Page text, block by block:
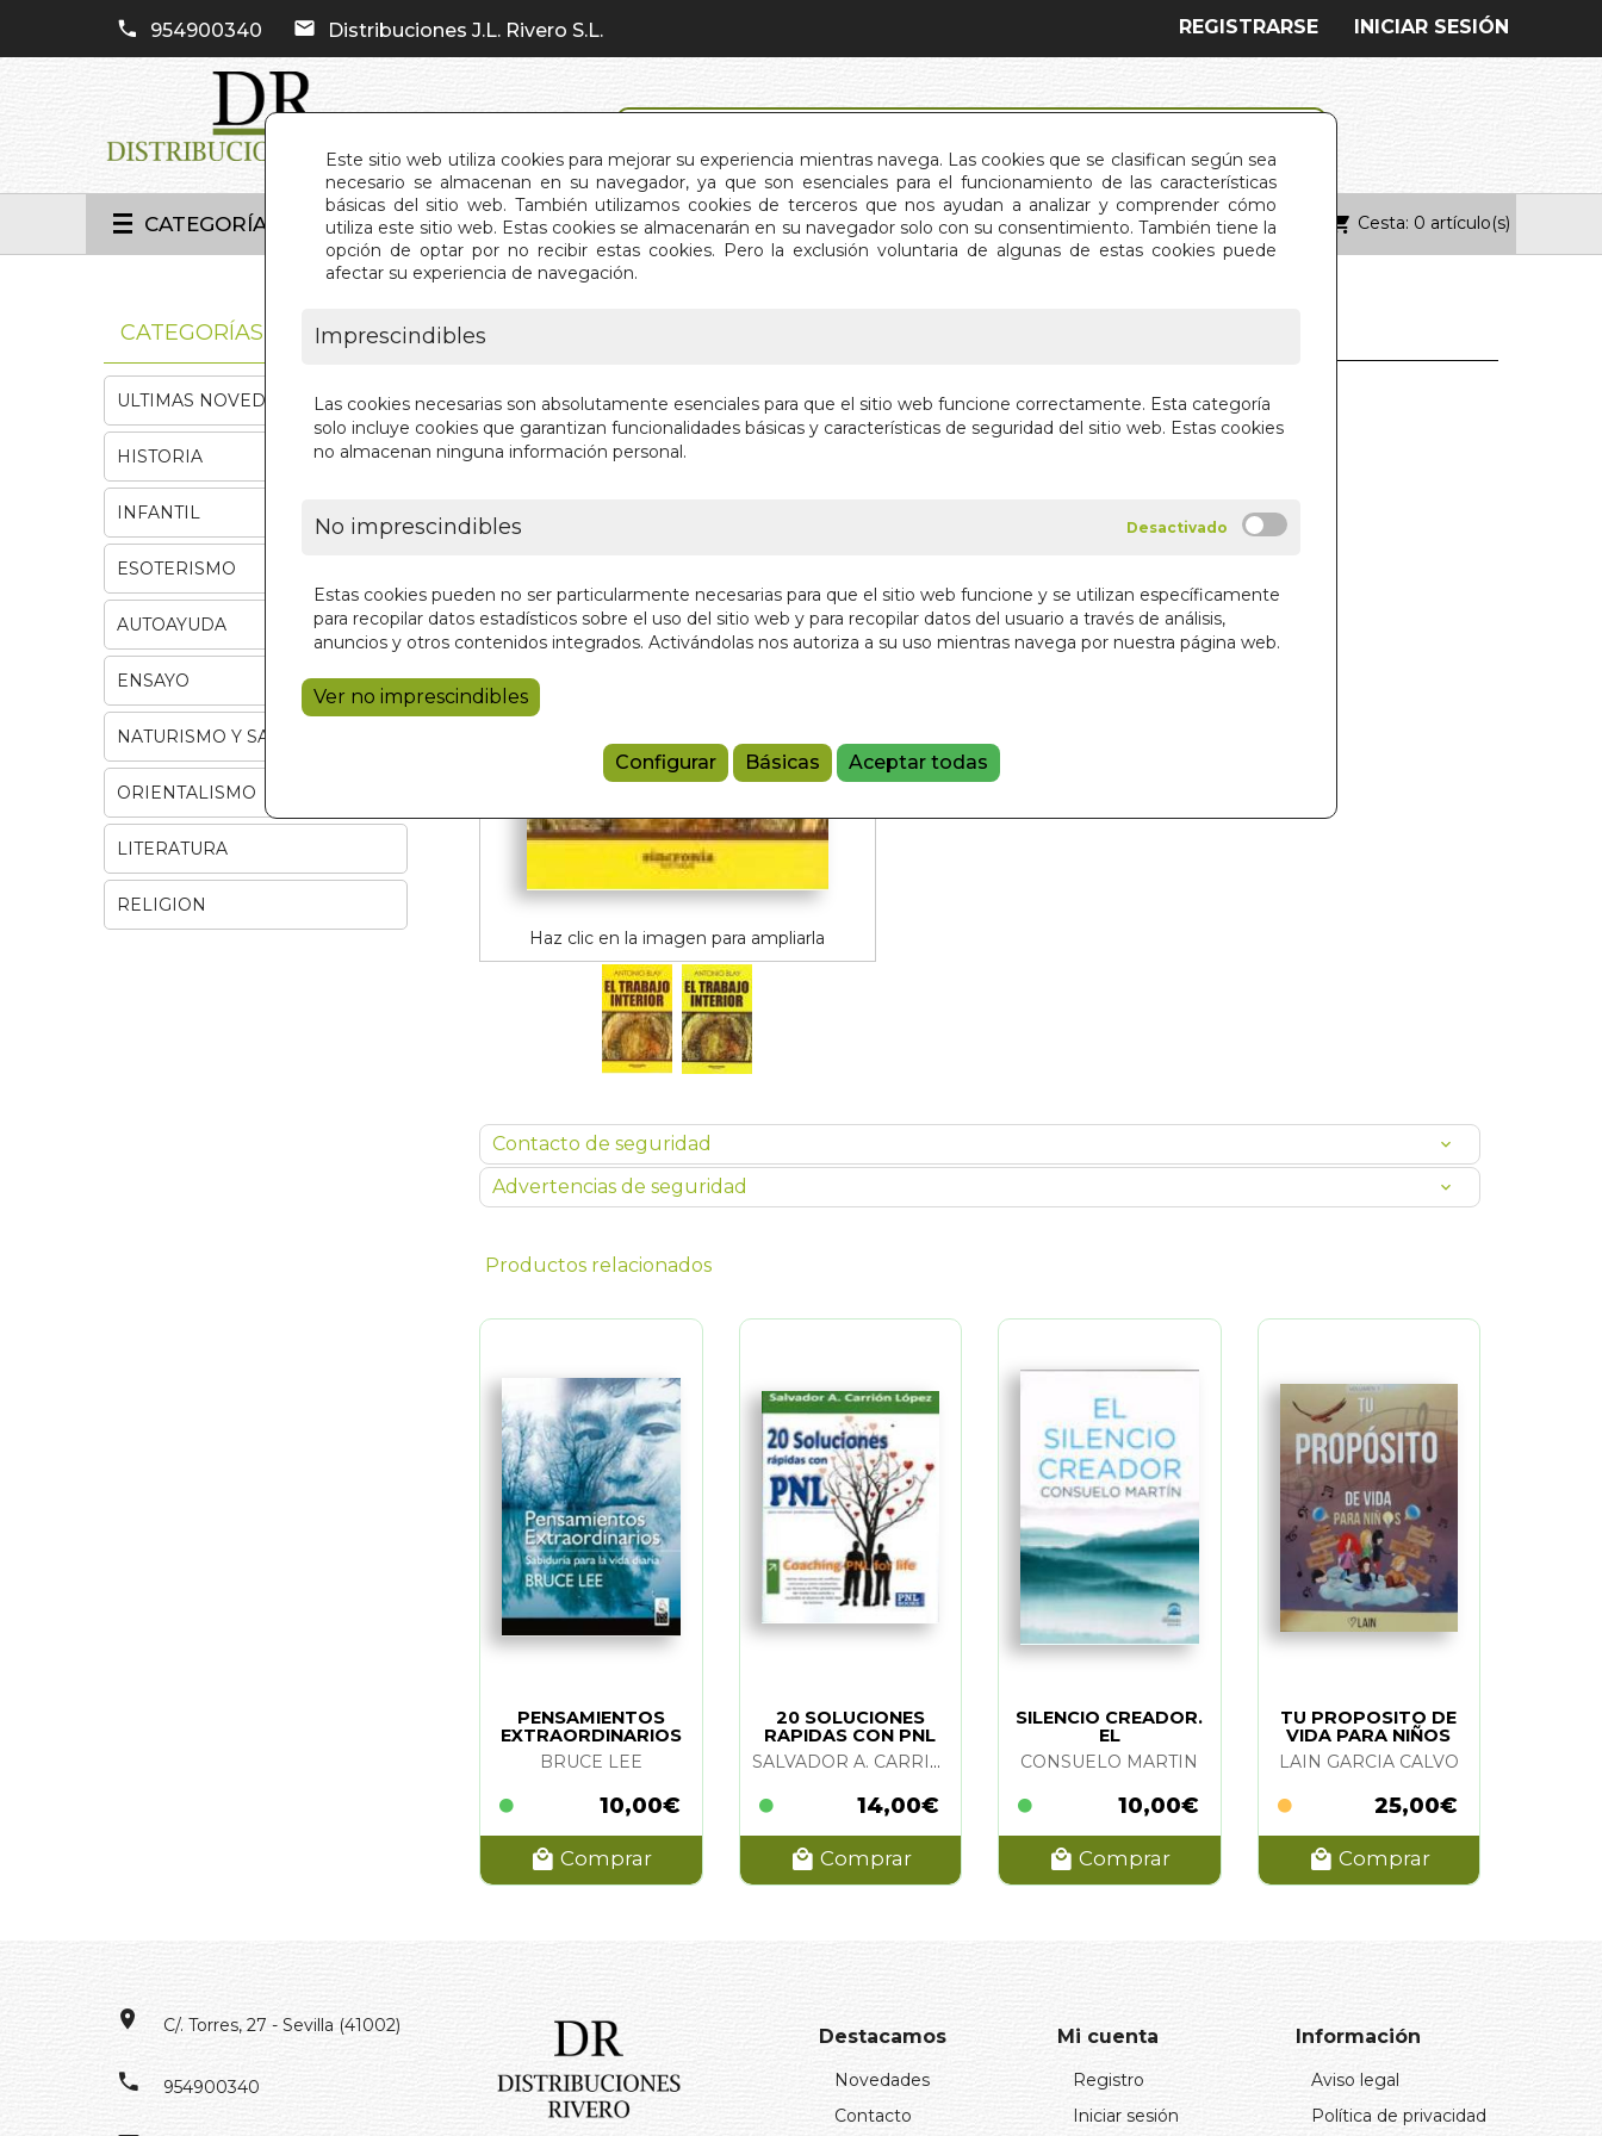
Este sitio web utiliza cookies para mejorar su experiencia mientras navega. Las cookies que se clasifican según sea
necesario se almacenan en su navegador, ya que son esenciales para el funcionamiento de las características
básicas del sitio web. También utilizamos cookies de terceros que nos ayudan a analizar y comprender cómo
utiliza este sitio web. Estas cookies se almacenarán en su navegador solo con su consentimiento. También tiene la
opción de optar por no recibir estas cookies. Pero la exclusión voluntaria de algunas de estas cookies puede
afectar su experiencia de navegación.
Imprescindibles
Las cookies necesarias son absolutamente esenciales para que el sitio web funcione correctamente. Esta categoría
solo incluye cookies que garantizan funcionalidades básicas y características de seguridad del sitio web. Estas cookies
no almacenan ninguna información personal.
No imprescindibles
Estas cookies pueden no ser particularmente necesarias para que el sitio web funcione y se utilizan específicamente
para recopilar datos estadísticos sobre el uso del sitio web y para recopilar datos del usuario a través de análisis,
anuncios y otros contenidos integrados. Activándolas nos autoriza a su uso mientras navega por nuestra página web.
Ver no imprescindibles
Configurar Básicas Aceptar todas
954900340 Distribuciones J.L. Rivero S.L. INICIAR SESIÓN
REGISTRARSE
CATEGORÍAS INICIO QUIÉNES SOMOS CONTACTO Cesta: 0 artículo(s)
Haz clic en la imagen para ampliarla
TRABAJO INTERIOR. EL
ANTONIO BLAY
Añadir a la cesta
Contacto de seguridad
Advertencias de seguridad
Productos relacionados
PENSAMIENTOS
EXTRAORDINARIOS
BRUCE LEE
10,00€
Comprar
20 SOLUCIONES
RAPIDAS CON PNL
SALVADOR A. CARRION LOPEZ
14,00€
Comprar
SILENCIO CREADOR.
EL
CONSUELO MARTIN
10,00€
Comprar
TU PROPOSITO DE
VIDA PARA NIÑOS
LAIN GARCIA CALVO
25,00€
Comprar
CATEGORÍAS
ULTIMAS NOVEDADES
HISTORIA
INFANTIL
ESOTERISMO
AUTOAYUDA
ENSAYO
NATURISMO Y SALUD
ORIENTALISMO
LITERATURA
RELIGION
C/. Torres, 27 - Sevilla (41002)
954900340
Destacamos
Novedades
Contacto
Mi cuenta
Registro
Iniciar sesión
Información
Aviso legal
Política de privacidad